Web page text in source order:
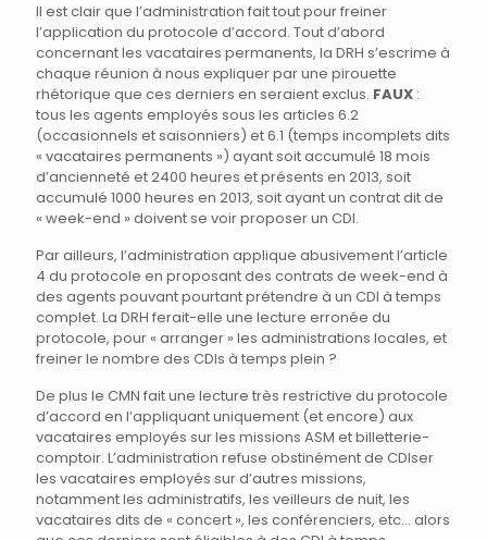
Il est clair que l’administration fait tout pour freiner
l’application du protocole d’accord. Tout d’abord
concernant les vacataires permanents, la DRH s’escrime à
chaque réunion à nous expliquer par une pirouette
rhétorique que ces derniers en seraient exclus. FAUX :
tous les agents employés sous les articles 6.2
(occasionnels et saisonniers) et 6.1 (temps incomplets dits
« vacataires permanents ») ayant soit accumulé 18 mois
d’ancienneté et 2400 heures et présents en 2013, soit
accumulé 1000 heures en 2013, soit ayant un contrat dit de
« week-end » doivent se voir proposer un CDI.
Par ailleurs, l’administration applique abusivement l’article
4 du protocole en proposant des contrats de week-end à
des agents pouvant pourtant prétendre à un CDI à temps
complet. La DRH ferait-elle une lecture erronée du
protocole, pour « arranger » les administrations locales, et
freiner le nombre des CDIs à temps plein ?
De plus le CMN fait une lecture très restrictive du protocole
d’accord en l’appliquant uniquement (et encore) aux
vacataires employés sur les missions ASM et billetterie-
comptoir. L’administration refuse obstinément de CDIser
les vacataires employés sur d’autres missions,
notamment les administratifs, les veilleurs de nuit, les
vacataires dits de « concert », les conférenciers, etc… alors